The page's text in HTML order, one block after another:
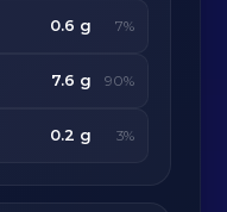
0.6 g 7%
7.6 g 90%
0.2 g 3%